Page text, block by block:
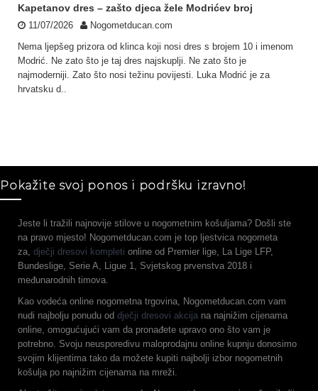
Kapetanov dres – zašto djeca žele Modrićev broj
11/07/2026
Nogometducan.com
Nema ljepšeg prizora od klinca koji nosi dres s brojem 10 i imenom
Modrić. Ne zato što je taj dres najskuplji. Ne zato što je
najmoderniji. Zato što nosi težinu povijesti. Luka Modrić je za
hrvatsku d..
Pokažite svoj ponos i podršku izravno!
Jeste li tražili najnovije stilove u nogometnim košuljama? Došli ste
na pravo mjesto! Nogometducan.com je top ljestvica nogometa
za, dječji dresovi kompleti online od Premier lige, La Lige LFP,
Bundeslige, Serie A, Ligue 1, Svjetskog prvenstva 2018 i
međunarodnih timova.
Kao vodeća online nogometna trgovina, Nogometducan.com vam
nudi najbolju ponudu od dječji dresovi akcija na najnižim cijenama
online, omogućujući vam da pronađete upravo ono što vam je
potrebno. Svoju neusporedivu maloprodajnu online kupnju donosimo
svojim klijentima tako da možete kupiti najbolji izbor nogometnih
košulja po najnižim cijenama na mreži.